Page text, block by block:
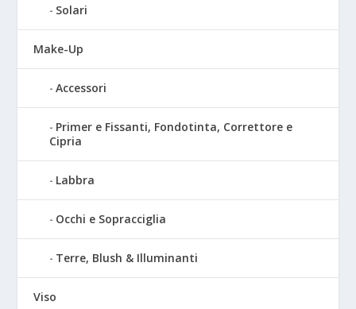
Solari
Make-Up
Accessori
Primer e Fissanti, Fondotinta, Correttore e
Cipria
Labbra
Occhi e Sopracciglia
Terre, Blush & Illuminanti
Viso